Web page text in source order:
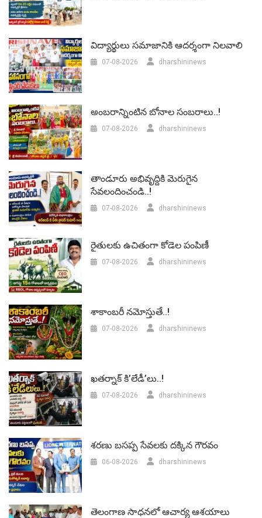
విద్యార్థులు సమాజానికి ఆదర్శంగా నిలవాలి
07-08-2026 dharshininews
అంబరాన్నింటిన బోనాల సంబరాలు..!
07-08-2026 dharshininews
తాండూరు అభివృద్దికి మెరుగైన
సేవలందించండి..!
07-08-2026 dharshininews
రైతులకు ఉచితంగా కోడెల పంపిణీ
07-08-2026 dharshininews
శాకాంబరీ నమోస్తుతే..!
07-08-2026 dharshininews
ఖతర్నాక్ కి’లేడీ’లు..!
07-08-2026 dharshininews
శరణు బసప్ప సేవలకు దక్కిన గౌరవం
06-08-2026 dharshininews
తెలంగాణ సాధనలో ఆచార్య ఆశయాలు